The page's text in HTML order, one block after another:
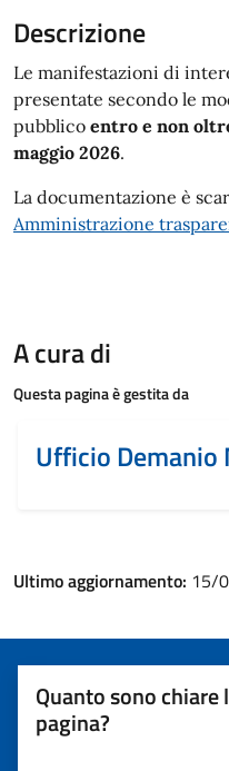
Descrizione
Le manifestazioni di
presentate secondo le
pubblico entro e non
maggio 2026.
La documentazione è
Amministrazione
A cura di
Questa pagina è gestita da
Ufficio
Ultimo aggiornamento: 15/
Quanto sono
pagina?